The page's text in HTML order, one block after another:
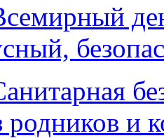
родников и